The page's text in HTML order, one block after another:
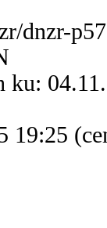
dnzr-
ku:
19:25